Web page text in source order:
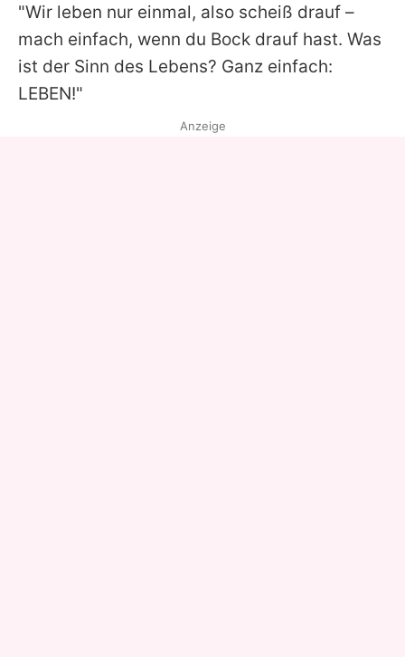
"Wir leben nur einmal, also scheiß drauf –
mach einfach, wenn du Bock drauf hast. Was
ist der Sinn des Lebens? Ganz einfach:
LEBEN!"
Anzeige